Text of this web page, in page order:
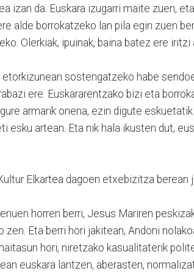
izan da. Euskara izugarri maite zuen,
alde borrokatzeko lan pila egin zuen
Olerkiak, ipuinak, baina batez ere iritzi
sostengatzeko habe
ere. Euskararentzako bizi eta
armarik onena, ezin digute
esku artean. Eta nik hala ikusten dut,
Elkartea dagoen etxebizitza berean
horren berri, Jesus Mariren
Eta berri hori jakitean, Andoni
hori, niretzako kasualitaterik
euskara lantzen, aberasten,